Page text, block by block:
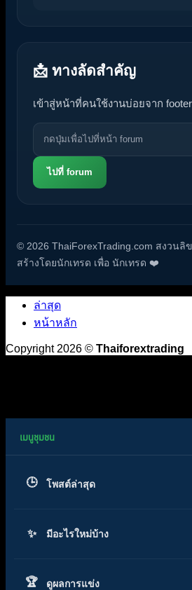
📩 ทางลัดสำคัญ
เข้าสู่หน้าที่คนใช้งานบ่อยจาก
ไปที่ forum
© 2026 ThaiForexTrading.com สงวนลิ
สร้างโดยนักเทรด เพื่อ นักเทรด ❤️
ล่าสุด
หน้าหลัก
Copyright 2026 © Thaiforextrading
โพสต์ล่าสุด
มีอะไรใหม่บ้าง
ดูผลการแข่ง